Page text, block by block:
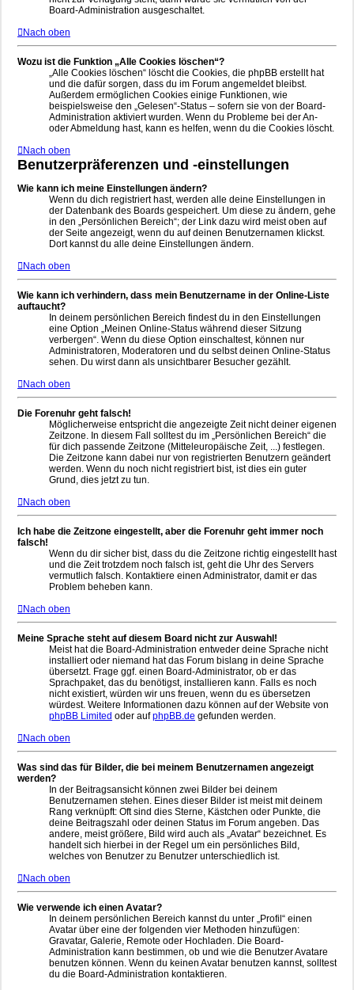
Board-Administration ausgeschaltet.
Nach oben
Wozu ist die Funktion „Alle Cookies löschen“?
„Alle Cookies löschen“ löscht die Cookies, die phpBB erstellt hat
und die dafür sorgen, dass du im Forum angemeldet bleibst.
Außerdem ermöglichen Cookies einige Funktionen, wie
beispielsweise den „Gelesen“-Status – sofern sie von der Board-
Administration aktiviert wurden. Wenn du Probleme bei der An-
oder Abmeldung hast, kann es helfen, wenn du die Cookies löscht.
Nach oben
Benutzerpräferenzen und -einstellungen
Wie kann ich meine Einstellungen ändern?
Wenn du dich registriert hast, werden alle deine Einstellungen in
der Datenbank des Boards gespeichert. Um diese zu ändern, gehe
in den „Persönlichen Bereich“; der Link dazu wird meist oben auf
der Seite angezeigt, wenn du auf deinen Benutzernamen klickst.
Dort kannst du alle deine Einstellungen ändern.
Nach oben
Wie kann ich verhindern, dass mein Benutzername in der Online-Liste
auftaucht?
In deinem persönlichen Bereich findest du in den Einstellungen
eine Option „Meinen Online-Status während dieser Sitzung
verbergen“. Wenn du diese Option einschaltest, können nur
Administratoren, Moderatoren und du selbst deinen Online-Status
sehen. Du wirst dann als unsichtbarer Besucher gezählt.
Nach oben
Die Forenuhr geht falsch!
Möglicherweise entspricht die angezeigte Zeit nicht deiner eigenen
Zeitzone. In diesem Fall solltest du im „Persönlichen Bereich“ die
für dich passende Zeitzone (Mitteleuropäische Zeit, ...) festlegen.
Die Zeitzone kann dabei nur von registrierten Benutzern geändert
werden. Wenn du noch nicht registriert bist, ist dies ein guter
Grund, dies jetzt zu tun.
Nach oben
Ich habe die Zeitzone eingestellt, aber die Forenuhr geht immer noch
falsch!
Wenn du dir sicher bist, dass du die Zeitzone richtig eingestellt hast
und die Zeit trotzdem noch falsch ist, geht die Uhr des Servers
vermutlich falsch. Kontaktiere einen Administrator, damit er das
Problem beheben kann.
Nach oben
Meine Sprache steht auf diesem Board nicht zur Auswahl!
Meist hat die Board-Administration entweder deine Sprache nicht
installiert oder niemand hat das Forum bislang in deine Sprache
übersetzt. Frage ggf. einen Board-Administrator, ob er das
Sprachpaket, das du benötigst, installieren kann. Falls es noch
nicht existiert, würden wir uns freuen, wenn du es übersetzen
würdest. Weitere Informationen dazu können auf der Website von
phpBB Limited oder aufphpBB.de gefunden werden.
Nach oben
Was sind das für Bilder, die bei meinem Benutzernamen angezeigt
werden?
In der Beitragsansicht können zwei Bilder bei deinem
Benutzernamen stehen. Eines dieser Bilder ist meist mit deinem
Rang verknüpft: Oft sind dies Sterne, Kästchen oder Punkte, die
deine Beitragszahl oder deinen Status im Forum angeben. Das
andere, meist größere, Bild wird auch als „Avatar“ bezeichnet. Es
handelt sich hierbei in der Regel um ein persönliches Bild,
welches von Benutzer zu Benutzer unterschiedlich ist.
Nach oben
Wie verwende ich einen Avatar?
In deinem persönlichen Bereich kannst du unter „Profil“ einen
Avatar über eine der folgenden vier Methoden hinzufügen:
Gravatar, Galerie, Remote oder Hochladen. Die Board-
Administration kann bestimmen, ob und wie die Benutzer Avatare
benutzen können. Wenn du keinen Avatar benutzen kannst, solltest
du die Board-Administration kontaktieren.